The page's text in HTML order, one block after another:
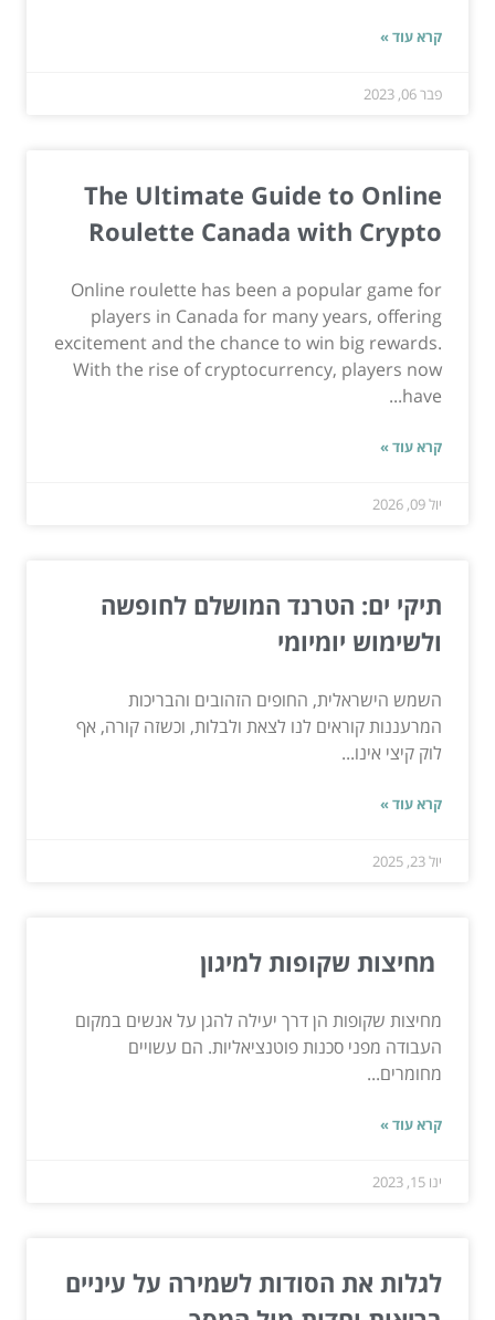
קרא עוד »
פבר 06, 2023
The Ultimate Guide to Online
Roulette Canada with Crypto
Online roulette has been a popular game for
players in Canada for many years, offering
excitement and the chance to win big rewards.
With the rise of cryptocurrency, players now
have...
קרא עוד »
יול 09, 2026
תיקי ים: הטרנד המושלם לחופשה
ולשימוש יומיומי
השמש הישראלית, החופים הזהובים והבריכות
המרעננות קוראים לנו לצאת ולבלות, וכשזה קורה, אף
לוק קיצי אינו...
קרא עוד »
יול 23, 2025
מחיצות שקופות למיגון
מחיצות שקופות הן דרך יעילה להגן על אנשים במקום
העבודה מפני סכנות פוטנציאליות. הם עשויים
מחומרים...
קרא עוד »
ינו 15, 2023
לגלות את הסודות לשמירה על עיניים